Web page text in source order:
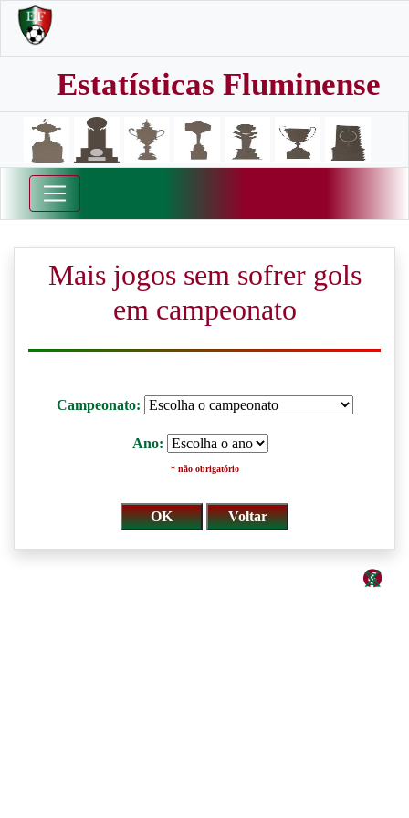
Estatísticas Fluminense
Mais jogos sem sofrer gols
em campeonato
Campeonato:
Ano:
* não obrigatório